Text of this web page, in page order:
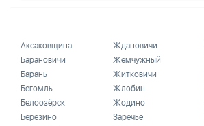
Аксаковщина
Барановичи
Барань
Бегомль
Белоозёрск
Березино
Ждановичи
Жемчужный
Житковичи
Жлобин
Жодино
Заречье